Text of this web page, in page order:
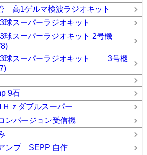
高1ゲルマ検波ラジオキット
スーパーラジオキット
スーパーラジオキット 2号機
球スーパーラジオキット 3号機
9石
ｚダブルスーパー
ンバージョン受信機
ンプ SEPP 自作